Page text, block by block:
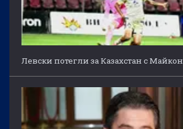
Левски потегли за Казахстан с Майкон